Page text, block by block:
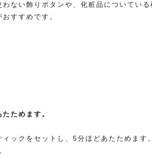
ない飾りボタンや、化粧品についている
すすめです。
ためます。
ックをセットし、5分ほどあたためます